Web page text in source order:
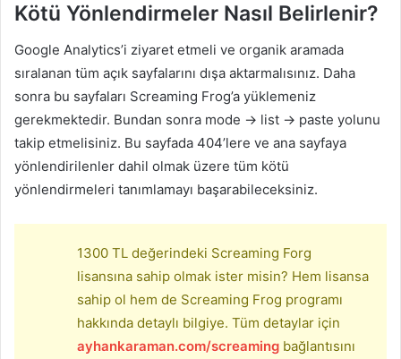
Kötü Yönlendirmeler Nasıl Belirlenir?
Google Analytics’i ziyaret etmeli ve organik aramada
sıralanan tüm açık sayfalarını dışa aktarmalısınız. Daha
sonra bu sayfaları Screaming Frog’a yüklemeniz
gerekmektedir. Bundan sonra mode -> list -> paste yolunu
takip etmelisiniz. Bu sayfada 404’lere ve ana sayfaya
yönlendirilenler dahil olmak üzere tüm kötü
yönlendirmeleri tanımlamayı başarabileceksiniz.
1300 TL değerindeki Screaming Forg
lisansına sahip olmak ister misin? Hem lisansa
sahip ol hem de Screaming Frog programı
hakkında detaylı bilgiye. Tüm detaylar için
ayhankaraman.com/screaming bağlantısını